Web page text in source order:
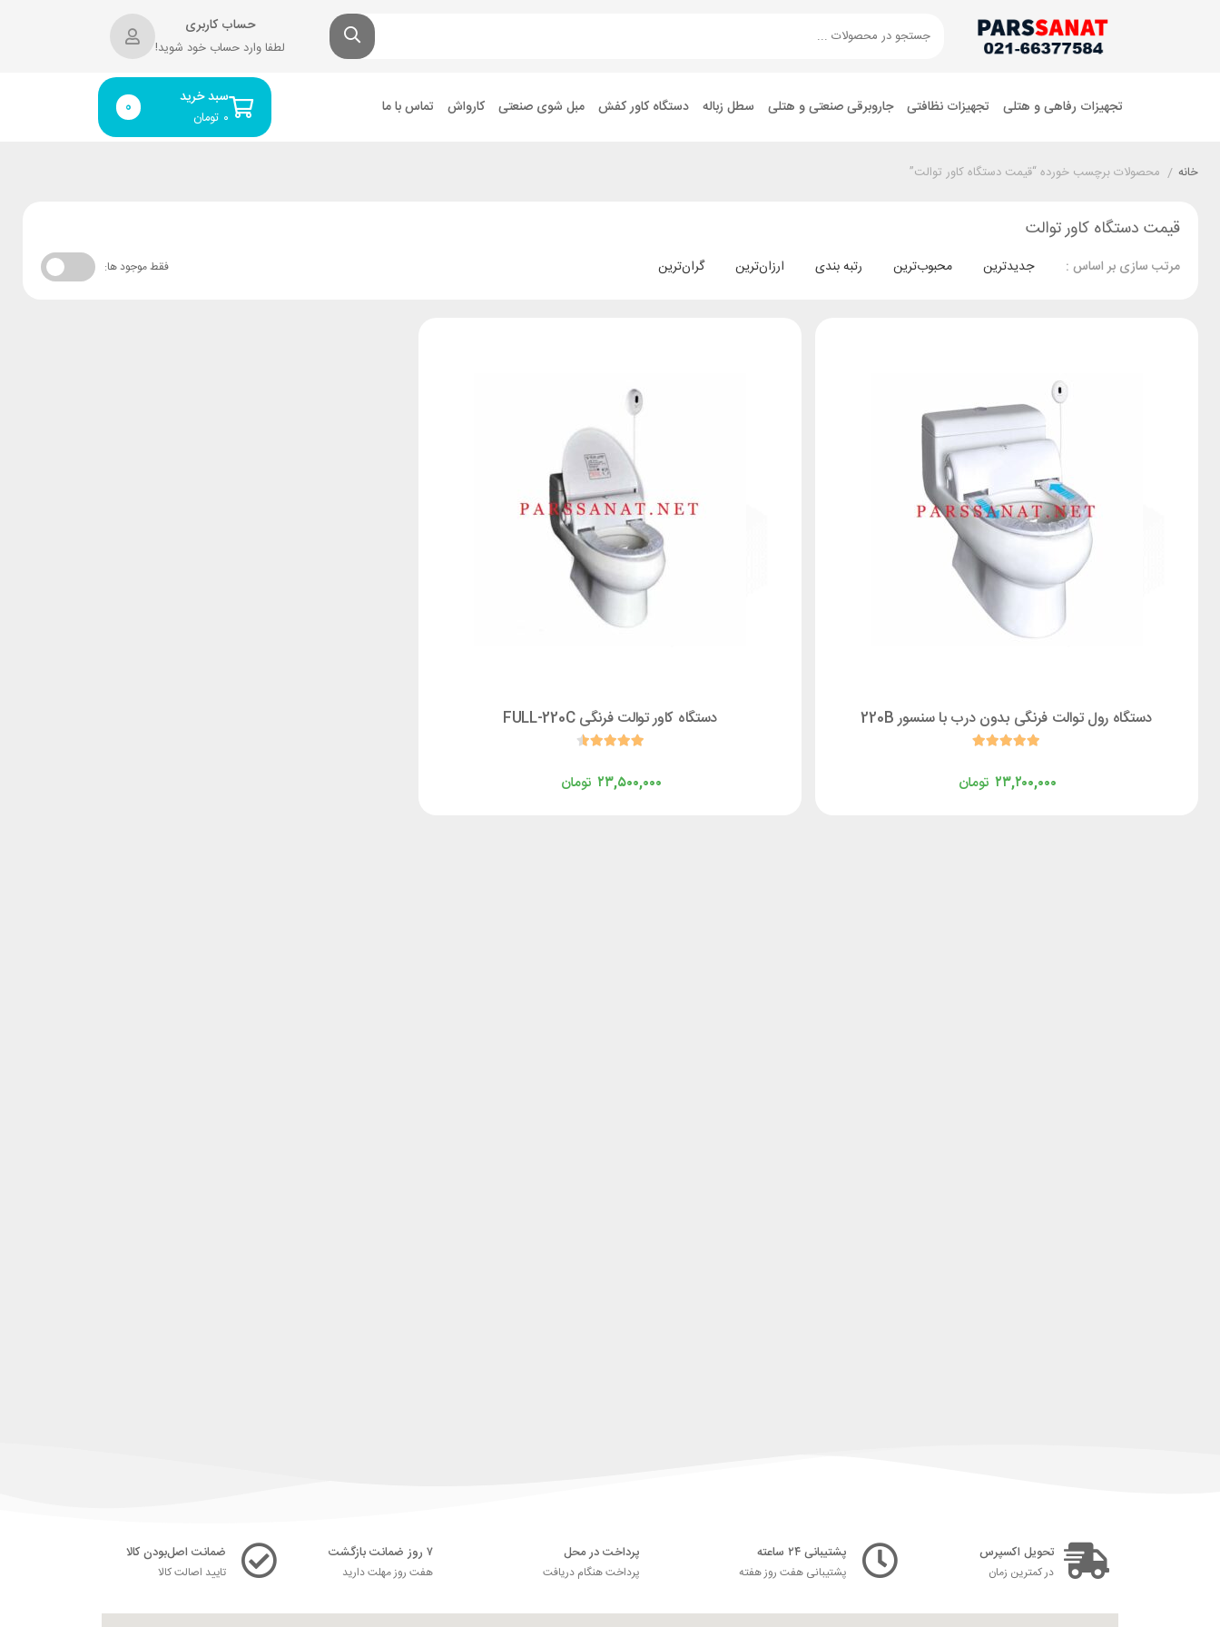
حساب کاربری
لطفا وارد حساب خود شوید!
تجهیزات رفاهی و هتلی تجهیزات نظافتی جاروبرقی صنعتی و هتلی سطل زباله دستگاه کاور کفش مبل شوی صنعتی کارواش تماس با ما سبد خرید
تومان ۰ 0
خانه / محصولات برچسب خورده “قیمت دستگاه کاور توالت”
قیمت دستگاه کاور توالت
مرتب سازی بر اساس : جدیدترین محبوب‌ترین رتبه بندی ارزان‌ترین گران‌ترین فقط موجود ها:
دستگاه رول توالت فرنگی بدون درب با سنسور 220B
تومان ۲۳,۲۰۰,۰۰۰
دستگاه کاور توالت فرنگی FULL-220C
تومان ۲۳,۵۰۰,۰۰۰
تحویل اکسپرس
در کمترین زمان
پشتیبانی ۲۴ ساعته
پشتیبانی هفت روز هفته
پرداخت در محل
پرداخت هنگام دریافت
۷ روز ضمانت بازگشت
هفت روز مهلت دارید
ضمانت اصل‌بودن کالا
تایید اصالت کالا